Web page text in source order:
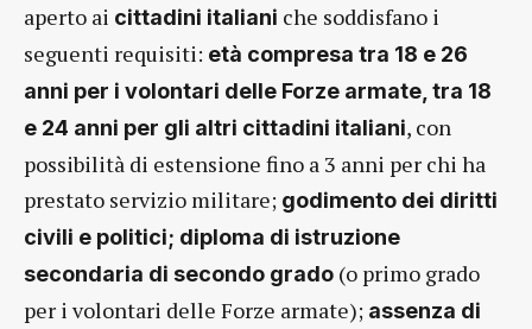
aperto ai cittadini italiani che soddisfano i
seguenti requisiti: età compresa tra 18 e 26
anni per i volontari delle Forze armate, tra 18
e 24 anni per gli altri cittadini italiani, con
possibilità di estensione fino a 3 anni per chi ha
prestato servizio militare; godimento dei diritti
civili e politici; diploma di istruzione
secondaria di secondo grado (o primo grado
per i volontari delle Forze armate); assenza di